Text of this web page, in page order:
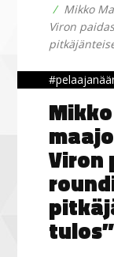
Mikko
Viron
Viron
tulos”